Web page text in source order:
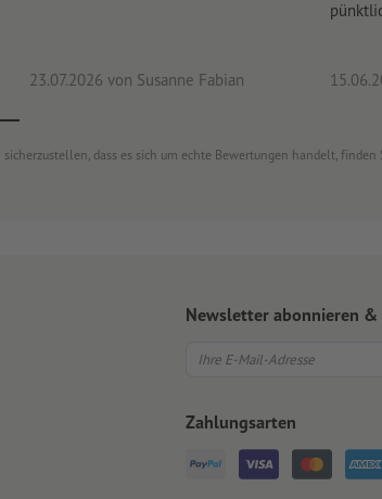
23.07.2026 von Susanne Fabian
dass es sich um echte Bewertungen handelt, finden
Newsletter abonnieren &
Zahlungsarten